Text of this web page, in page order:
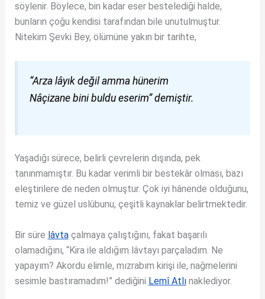
söylenir. Böylece, bin kadar eser bestelediği halde,
bunların çoğu kendisi tarafından bile unutulmuştur.
Nitekim Şevki Bey, ölümüne yakın bir tarihte,
“Arza lâyık değil amma hünerim
Nâçizane bini buldu eserim” demiştir.
Yaşadığı sürece, belirli çevrelerin dışında, pek
tanınmamıştır. Bu kadar verimli bir bestekâr olması, bazı
eleştirilere de neden olmuştur. Çok iyi hânende olduğunu,
temiz ve güzel uslûbunu, çeşitli kaynaklar belirtmektedir.
Bir süre lâvtaçalmaya çalıştığını, fakat başarılı
olamadığını, “Kira ile aldığım lâvtayı parçaladım. Ne
yapayım? Akordu elimle, mızrabım kirişi ile, nağmelerini
sesimle bastıramadım!” dediğini Lemî Atlınaklediyor.